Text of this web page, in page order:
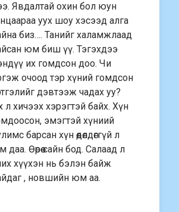
Явдалтай охин бол юун
уух шоу хэсээд алга
биз…. Танийг халамжлаад
юм биш үү. Тэгэхдээ
их гомдсон доо. Чи
очоод тэр хүний гомдсон
дэвтээж чадах уу?
л хичээх хэрэгтэй байх. Хүн
эмэгтэй хүниий
барсан хүн өөдөлдөггүй л
даа. Өөрөө сайн бод. Салаад л
хүүхэн нь бэлэн байж
, новшийн юм аа.